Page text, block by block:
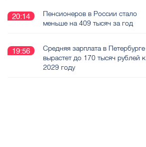
20:14
Пенсионеров в России стало
меньше на 409 тысяч за год
19:56
Средняя зарплата в Петербурге
вырастет до 170 тысяч рублей к
2029 году